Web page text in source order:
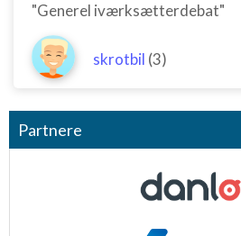
"Generel iværksætterdebat"
skrotbil (3)
Partnere